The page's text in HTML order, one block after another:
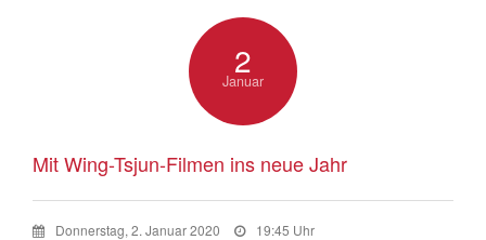
2
Januar
Mit Wing-Tsjun-Filmen ins neue Jahr
Donnerstag, 2. Januar 2020 19:45 Uhr